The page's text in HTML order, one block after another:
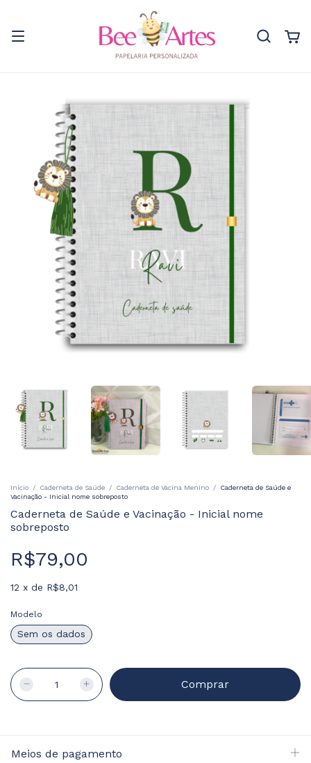
Início / Caderneta de Saúde / Caderneta de Vacina Menino /
Caderneta de Saúde e
Vacinação - Inicial nome sobreposto
Caderneta de Saúde e Vacinação - Inicial nome
sobreposto
R$79,00
12 x de R$8,01
Modelo
Sem os dados
Meios de pagamento